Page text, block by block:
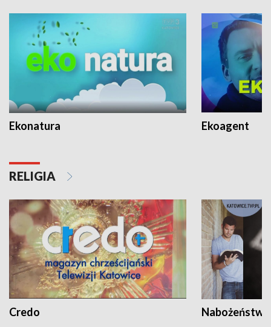
Ekonatura Ekoagent
RELIGIA
Credo